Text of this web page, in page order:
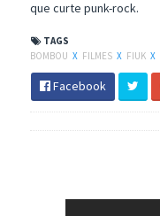
que curte punk-rock.
TAGS
BOMBOU X FILMES X FIUK X
Facebook